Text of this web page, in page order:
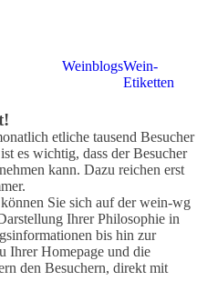
WeinblogsWein-
Etiketten
etliche tausend Besucher
es wichtig, dass der Besucher
kann. Dazu reichen erst
Sie sich auf der wein-wg
Ihrer Philosophie in
bis hin zur
Ihrer Homepage und die
den Besuchern, direkt mit